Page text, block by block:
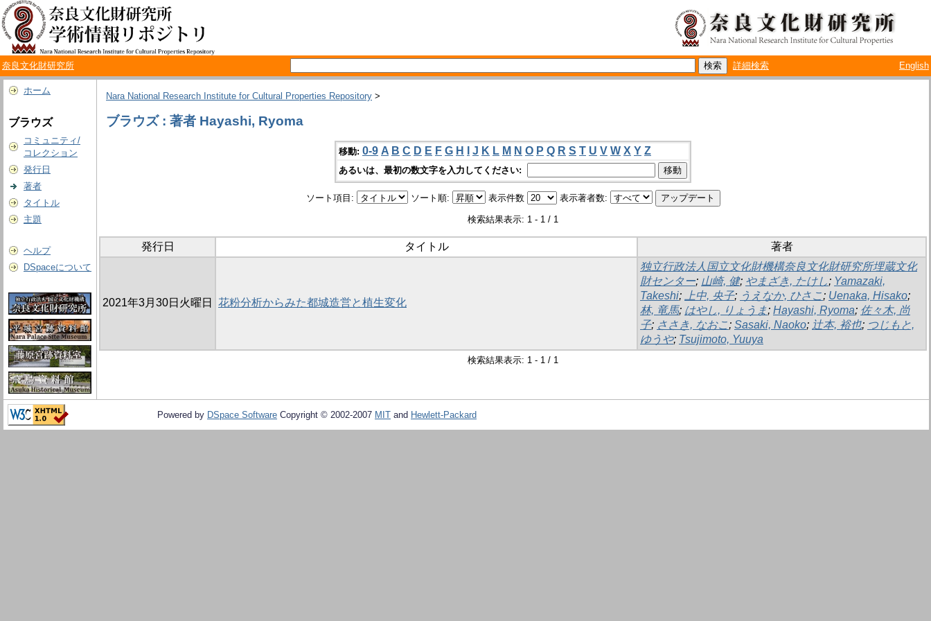
奈良文化財研究所 詳細検索 English
ホーム
ブラウズ
コミュニティ/
コレクション
発行日
著者
タイトル
主題
ヘルプ
DSpaceについて
Nara National Research Institute for Cultural Properties Repository >
ブラウズ : 著者 Hayashi, Ryoma
移動: 0-9 A B C D E F G H J K L M N O P Q R S T U V W X Y Z
あるいは、最初の数文字を入力してください:
ソート項目: ソート順: 表示件数 表示著者数:
検索結果表示: 1 - 1 / 1
発行日 タイトル 著者
2021年3月30日火曜日 花粉分析からみた都城造営と植生変化
独立行政法人国立文化財機構奈良文化財研究所埋蔵文化
財センター; 山崎, 健; やまざき, たけし; Yamazaki,
Takeshi; 上中, 央子; うえなか, ひさこ; Uenaka, Hisako;
林, 竜馬; はやし, りょうま; Hayashi, Ryoma; 佐々木, 尚
子; ささき, なおこ; Sasaki, Naoko; 辻本, 裕也; つじもと,
ゆうや; Tsujimoto, Yuuya
検索結果表示: 1 - 1 / 1
Powered by DSpace Software Copyright © 2002-2007 MIT and Hewlett-Packard